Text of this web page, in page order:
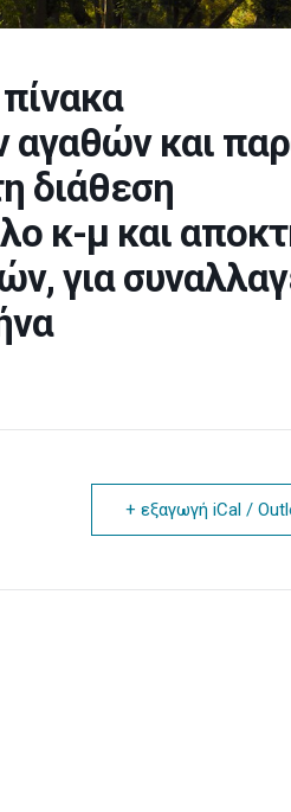
αγαθών και
διάθεση
κ-μ και
για
+ εξαγωγή iCal /